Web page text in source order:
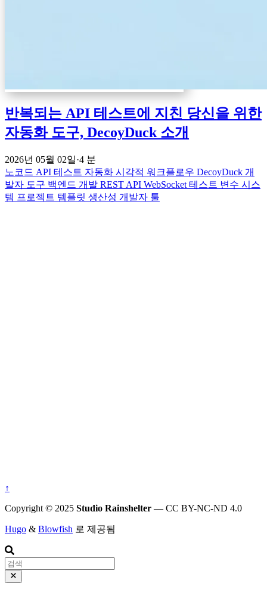
반복되는 API 테스트에 지친 당신을 위한
자동화 도구, DecoyDuck 소개
2026년 05월 02일·4 분
노코드 API 테스트 자동화 시각적 워크플로우 DecoyDuck 개
발자 도구 백엔드 개발 REST API WebSocket 테스트 변수 시스
템 프로젝트 템플릿 생산성 개발자 툴
↑
Copyright © 2025 Studio Rainshelter — CC BY-NC-ND 4.0
Hugo & Blowfish 로 제공됨